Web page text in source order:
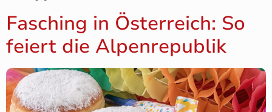
Fasching in Österreich: So
feiert die Alpenrepublik